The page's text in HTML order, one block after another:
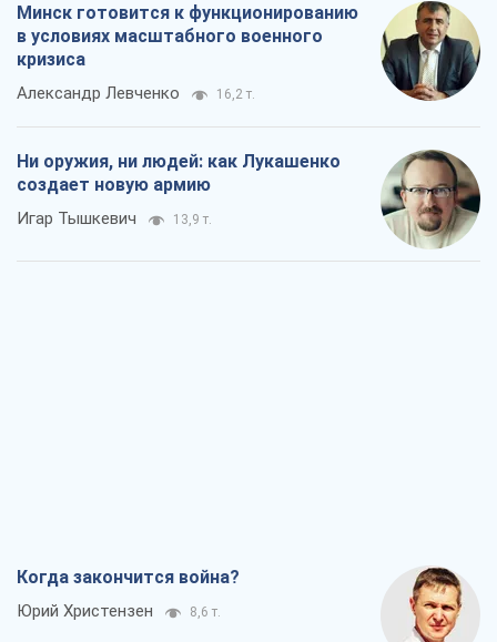
Минск готовится к функционированию
в условиях масштабного военного
кризиса
Александр Левченко 16,2 т.
Ни оружия, ни людей: как Лукашенко
создает новую армию
Игар Тышкевич 13,9 т.
Когда закончится война?
Юрий Христензен 8,6 т.